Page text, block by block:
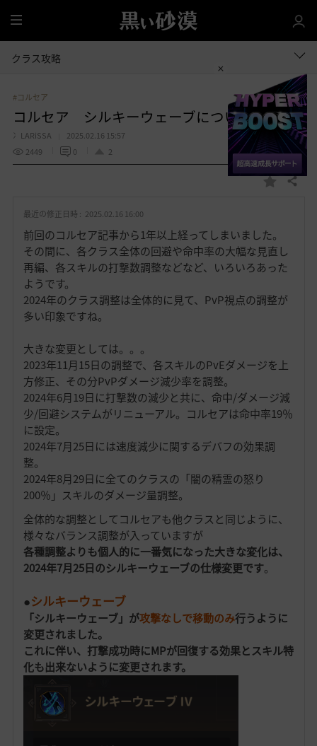
全
体
クラス攻略
#コルセア
コルセア シルキーウェーブについて
冫LARiSSA
2025.02.16 15:57
2449
0 2
お
入
り
共有する
最近の修正日時 : 2025.02.16 16:00
前回のコルセア記事から1年以上経ってしまいました。
その間に、各クラス全体の回避や命中率の大幅な見直し
再編、各スキルの打撃数調整などなど、いろいろあった
ようです。
2024年のクラス調整は全体的に見て、PvP視点の調整が
多い印象ですね。
大きな変更としては。。。
2023年11月15日の調整で、各スキルのPvEダメージを上
方修正、その分PvPダメージ減少率を調整。
2024年6月19日に打撃数の減少と共に、命中/ダメージ減
少/回避システムがリニューアル。コルセアは命中率19％
に設定。
2024年7月25日には速度減少に関するデバフの効果調
整。
2024年8月29日に全てのクラスの「闇の精霊の怒り
200％」スキルのダメージ量調整。
全体的な調整としてコルセアも他クラスと同じように、
様々なバランス調整が入っていますが
各種調整よりも個人的に一番気になった大きな変化は、
2024年7月25日のシルキーウェーブの仕様変更です。
●シルキーウェーブ
「シルキーウェーブ」が攻撃なしで移動のみ行うように
変更されました。
これに伴い、打撃成功時にMPが回復する効果とスキル特
化も出来ないように変更されます。